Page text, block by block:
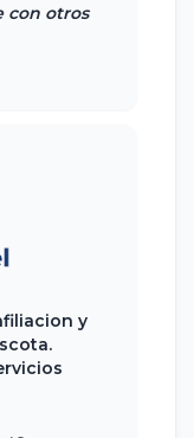
con otros
y